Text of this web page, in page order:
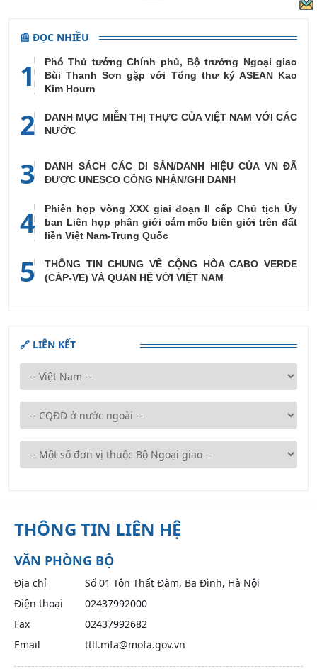
📰 ĐỌC NHIỀU
1
Phó Thủ tướng Chính phủ, Bộ trưởng Ngoại giao
Bùi Thanh Sơn gặp với Tổng thư ký ASEAN Kao
Kim Hourn
2
DANH MỤC MIỄN THỊ THỰC CỦA VIỆT NAM VỚI CÁC
NƯỚC
3
DANH SÁCH CÁC DI SẢN/DANH HIỆU CỦA VN ĐÃ
ĐƯỢC UNESCO CÔNG NHẬN/GHI DANH
4
Phiên họp vòng XXX giai đoạn II cấp Chủ tịch Ủy
ban Liên họp phân giới cắm mốc biên giới trên đất
liền Việt Nam-Trung Quốc
5
THÔNG TIN CHUNG VỀ CỘNG HÒA CABO VERDE
(CÁP-VE) VÀ QUAN HỆ VỚI VIỆT NAM
🔗 LIÊN KẾT
THÔNG TIN LIÊN HỆ
VĂN PHÒNG BỘ
Địa chỉ
Số 01 Tôn Thất Đàm, Ba Đình, Hà Nội
Điện thoại
02437992000
Fax
02437992682
Email
ttll.mfa@mofa.gov.vn